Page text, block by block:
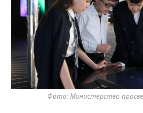
Фото: Министерство